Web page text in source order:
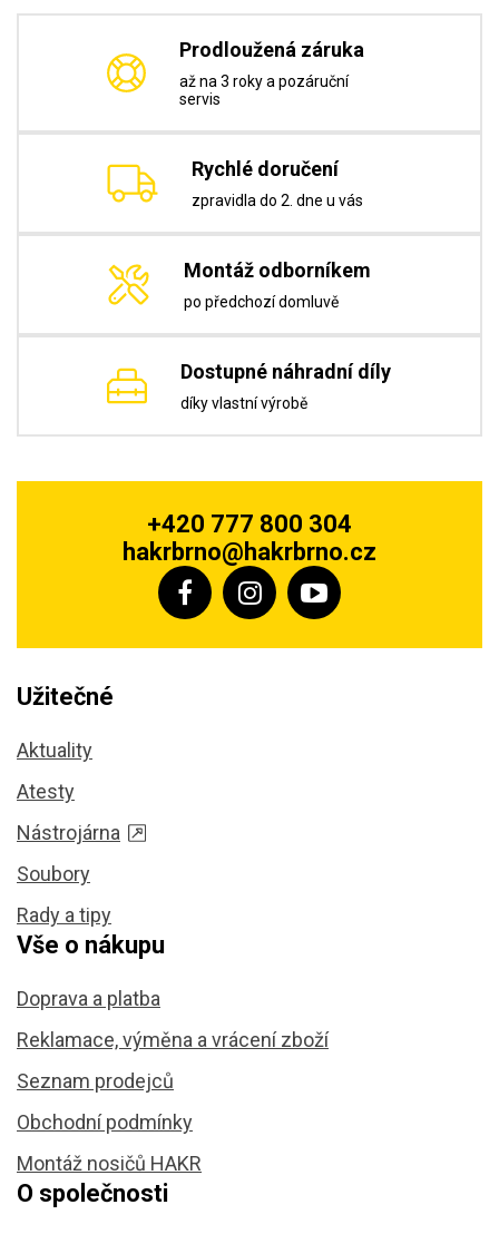
Prodloužená záruka
až na 3 roky a pozáruční
servis
Rychlé doručení
zpravidla do 2. dne u vás
Montáž odborníkem
po předchozí domluvě
Dostupné náhradní díly
díky vlastní výrobě
+420 777 800 304
hakrbrno@hakrbrno.cz
Užitečné
Aktuality
Atesty
Nástrojárna
Soubory
Rady a tipy
Vše o nákupu
Doprava a platba
Reklamace, výměna a vrácení zboží
Seznam prodejců
Obchodní podmínky
Montáž nosičů HAKR
O společnosti